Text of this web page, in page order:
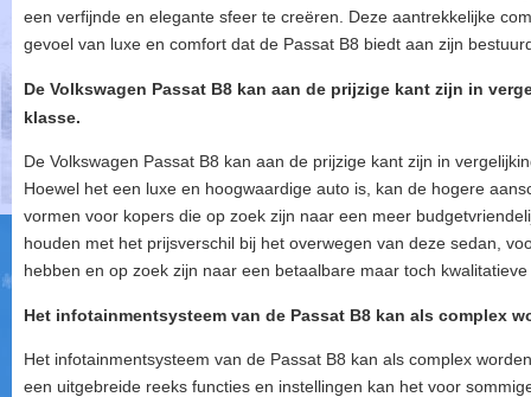
een verfijnde en elegante sfeer te creëren. Deze aantrekkelijke
gevoel van luxe en comfort dat de Passat B8 biedt aan zijn
De Volkswagen Passat B8 kan aan de prijzige kant zijn in
klasse.
De Volkswagen Passat B8 kan aan de prijzige kant zijn in
Hoewel het een luxe en hoogwaardige auto is, kan de hogere
vormen voor kopers die op zoek zijn naar een meer
houden met het prijsverschil bij het overwegen van deze sedan,
hebben en op zoek zijn naar een betaalbare maar toch
Het infotainmentsysteem van de Passat B8 kan als complex
Het infotainmentsysteem van de Passat B8 kan als complex
een uitgebreide reeks functies en instellingen kan het voor